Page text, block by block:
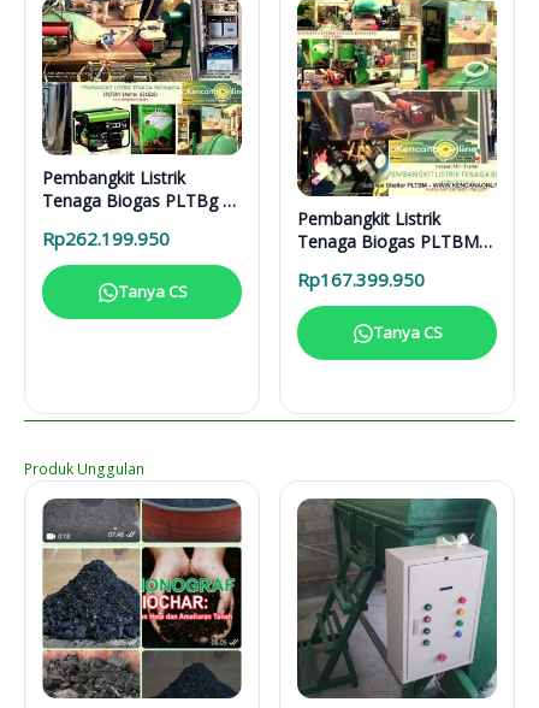
Pembangkit Listrik
Tenaga Biogas PLTBg 6-
Rp262.199.950
Tanya CS
Pembangkit Listrik
Tenaga Biogas PLTBM
Rp167.399.950
Tanya CS
Produk Unggulan